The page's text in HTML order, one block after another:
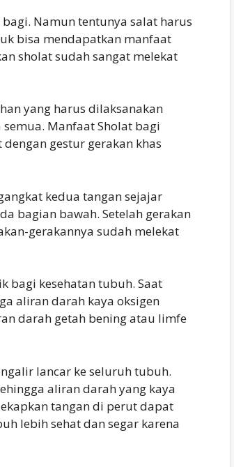
Namun tentunya salat harus
bisa mendapatkan manfaat
sholat sudah sangat melekat
yang harus dilaksanakan
Manfaat Sholat bagi
gestur gerakan khas
kedua tangan sejajar
bagian bawah. Setelah gerakan
gerakannya sudah melekat
bagi kesehatan tubuh. Saat
aliran darah kaya oksigen
darah getah bening atau limfe
lancar ke seluruh tubuh.
aliran darah yang kaya
tangan di perut dapat
lebih sehat dan segar karena